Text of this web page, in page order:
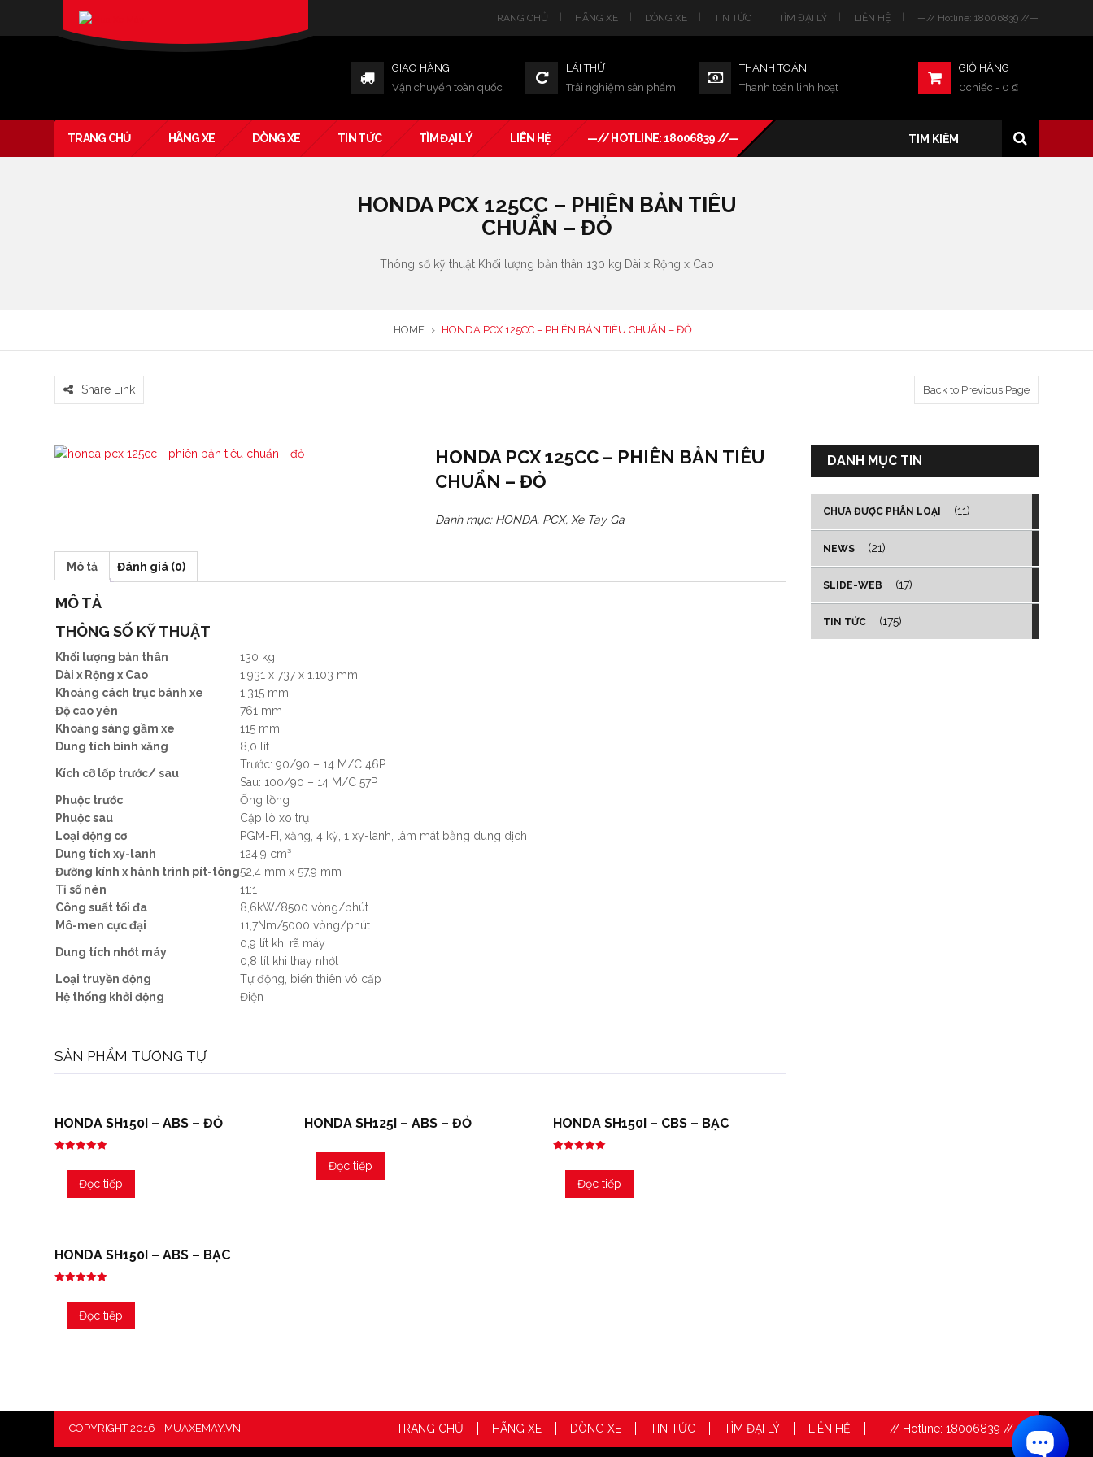
XIN CHÀO KHÁCH TRANG CHỦ HÃNG XE DÒNG XE TIN TỨC TÌM ĐẠI LÝ LIÊN HỆ —// Hotline: 18006839 //—
GIAO HÀNG
Vận chuyển toàn quốc
LÁI THỬ
Trải nghiệm sản phẩm
THANH TOÁN
Thanh toán linh hoạt
GIỎ HÀNG
0chiếc - 0 ₫
TRANG CHỦ HÃNG XE DÒNG XE TIN TỨC TÌM ĐẠI LÝ LIÊN HỆ —// HOTLINE: 18006839 //—
HONDA PCX 125CC – PHIÊN BẢN TIÊU
CHUẨN – ĐỎ
Thông số kỹ thuật Khối lượng bản thân 130 kg Dài x Rộng x Cao
HOME › HONDA PCX 125CC – PHIÊN BẢN TIÊU CHUẨN – ĐỎ
Share Link Back to Previous Page
HONDA PCX 125CC – PHIÊN BẢN TIÊU
CHUẨN – ĐỎ
Danh mục: HONDA, PCX, Xe Tay Ga
Mô tả Đánh giá (0)
MÔ TẢ
THÔNG SỐ KỸ THUẬT
Khối lượng bản thân
130 kg
Dài x Rộng x Cao
1.931 x 737 x 1.103 mm
Khoảng cách trục bánh xe
1.315 mm
Độ cao yên
761 mm
Khoảng sáng gầm xe
115 mm
Dung tích bình xăng
8,0 lít
Kích cỡ lốp trước/ sau
Trước: 90/90 – 14 M/C 46P
Sau: 100/90 – 14 M/C 57P
Phuộc trước
Ống lồng
Phuộc sau
Cặp lò xo trụ
Loại động cơ
PGM-FI, xăng, 4 kỳ, 1 xy-lanh, làm mát bằng dung dịch
Dung tích xy-lanh
124,9 cm³
Đường kính x hành trình pít-tông52,4 mm x 57,9 mm
Tỉ số nén
11:1
Công suất tối đa
8,6kW/8500 vòng/phút
Mô-men cực đại
11,7Nm/5000 vòng/phút
Dung tích nhớt máy
0,9 lít khi rã máy
0,8 lít khi thay nhớt
Loại truyền động
Tự động, biến thiên vô cấp
Hệ thống khởi động
Điện
SẢN PHẨM TƯƠNG TỰ
HONDA SH150I – ABS – ĐỎ
hạng
5 saoĐọc tiếp
HONDA SH125I – ABS – ĐỎ
Đọc tiếp
HONDA SH150I – CBS – BẠC
hạng
5 saoĐọc tiếp
HONDA SH150I – ABS – BẠC
hạng
5 saoĐọc tiếp
DANH MỤC TIN
CHƯA ĐƯỢC PHÂN LOẠI (11)
NEWS (21)
SLIDE-WEB (17)
TIN TỨC (175)
COPYRIGHT 2016 - MUAXEMAY.VN TRANG CHỦ HÃNG XE DÒNG XE TIN TỨC TÌM ĐẠI LÝ LIÊN HỆ —// Hotline: 18006839 //—